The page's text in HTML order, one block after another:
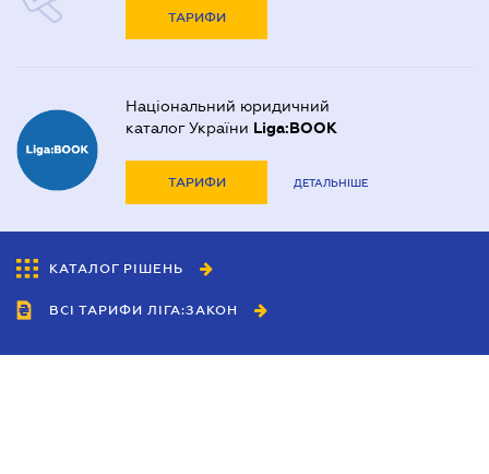
ТАРИФИ
Національний юридичний
каталог України Liga:BOOK
ТАРИФИ ДЕТАЛЬНІШЕ
КАТАЛОГ РІШЕНЬ
ВСІ ТАРИФИ ЛІГА:ЗАКОН